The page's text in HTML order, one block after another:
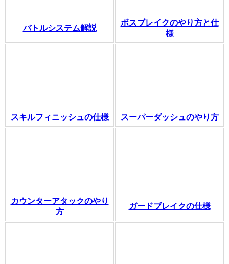
バトルシステム解説
ボスブレイクのやり方と仕
様
スキルフィニッシュの仕様 スーパーダッシュのやり方
カウンターアタックのやり
方
ガードブレイクの仕様